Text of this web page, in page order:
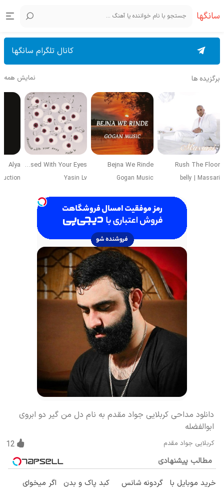
سانگها
کانال تلگرام سانگها
برگزیده ها نمایش همه
Rush The Floor
belly | Massari
Bejna We Rinde
Gogan Music
Obsessed With Your Eyes
Yasin Lv
Alya
دانلود مداحی کربلایی جواد مقدم به نام دل من گیر دو ابروی
ابوالفضله
کربلایی جواد مقدم 12
مطالب پیشنهادی
خرید موبایل با
گردونه شانس
کبد پاک و بدن
اگر میخوای